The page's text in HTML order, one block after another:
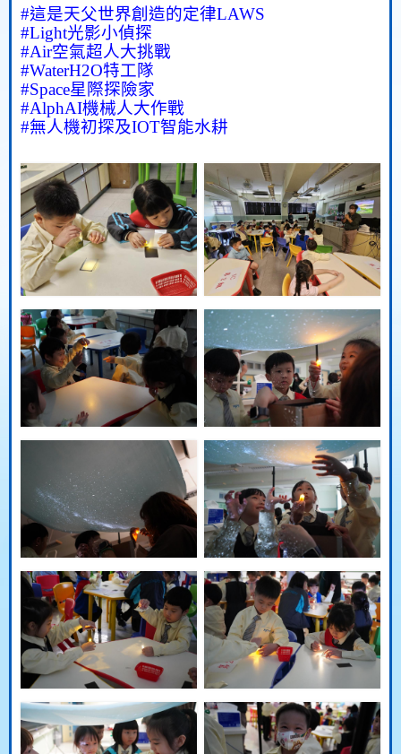
#這是天父世界創造的定律LAWS
#Light光影小偵探
#Air空氣超人大挑戰
#WaterH2O特工隊
#Space星際探險家
#AlphAI機械人大作戰
#無人機初探及IOT智能水耕